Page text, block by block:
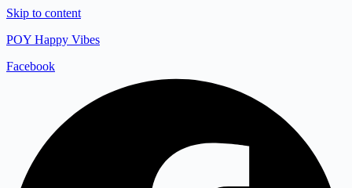
Skip to content
POY Happy Vibes
Facebook